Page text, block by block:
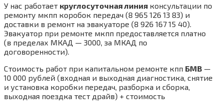
У нас работает круглосуточная линия консультации по
ремонту мкпп коробок передач (8 965 126 13 83) и
доставки в ремонт на эвакуаторе (8 926 167 15 40).
Эвакуатор при ремонте мкпп предоставляется платно
(в пределах МКАД — 3000, за МКАД по
договоренности).
Стоимость работ при капитальном ремонте кпп БМВ —
10 000 рублей (входная и выходная диагностика, снятие
и установка коробки передач, разборка и сборка,
выходная поездка тест драйв) + стоимость